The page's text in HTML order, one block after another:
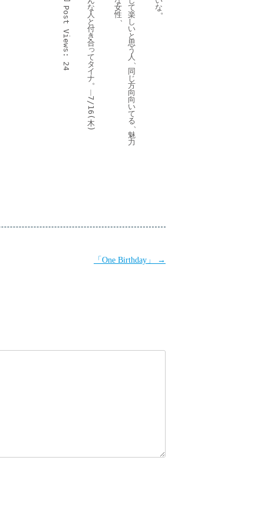
な。
て
楽
し
い
と
思
う
人、
同
じ
方
向
向
い
て
る、
魅
力
女
性、
な
人
と
付
き
合
っ
て
タ
イ
ナ。
︱
7/16(
木
)
Post
Views:
24
「One Birthday」 →